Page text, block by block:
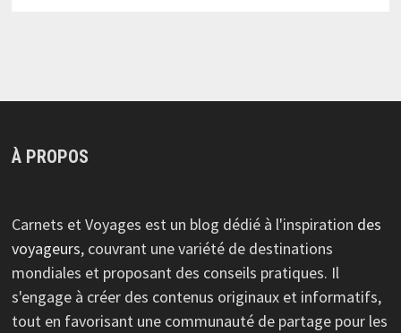
À PROPOS
Carnets et Voyages est un blog dédié à l'inspiration des
voyageurs, couvrant une variété de destinations
mondiales et proposant des conseils pratiques. Il
s'engage à créer des contenus originaux et informatifs,
tout en favorisant une communauté de partage pour les